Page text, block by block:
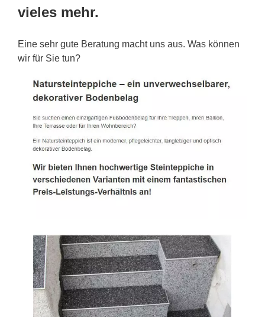
vieles mehr.
Eine sehr gute Beratung macht uns aus. Was können
wir für Sie tun?